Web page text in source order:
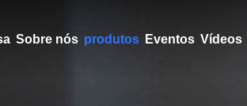
Sobre nós produtos Eventos Vídeos